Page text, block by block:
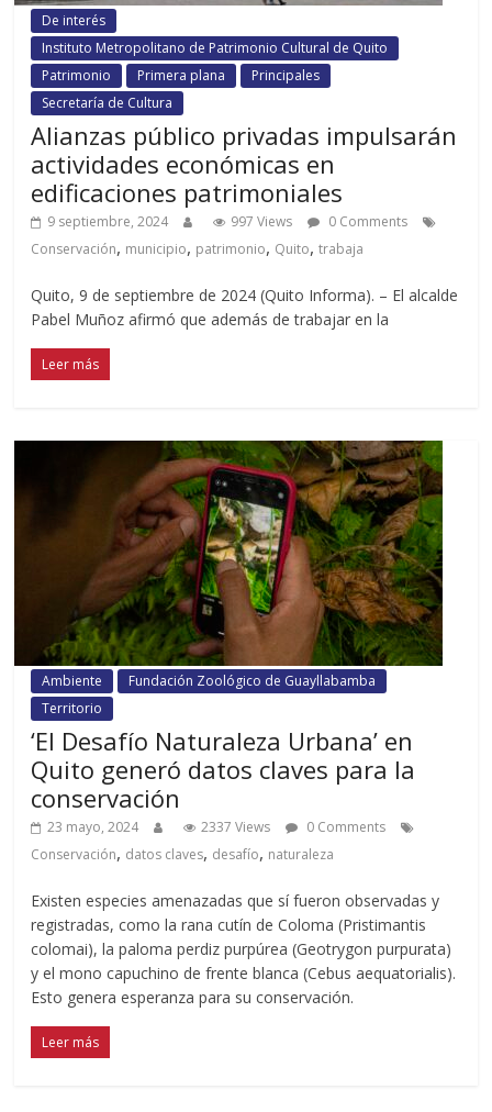
De interés
Instituto Metropolitano de Patrimonio Cultural de Quito
Patrimonio
Primera plana
Principales
Secretaría de Cultura
Alianzas público privadas impulsarán
actividades económicas en
edificaciones patrimoniales
9 septiembre, 2024 997 Views
0 Comments
Conservación, municipio, patrimonio, Quito,trabaja
Quito, 9 de septiembre de 2024 (Quito Informa). – El alcalde
Pabel Muñoz afirmó que además de trabajar en la
Leer más
Ambiente
Fundación Zoológico de Guayllabamba
Territorio
‘El Desafío Naturaleza Urbana’ en
Quito generó datos claves para la
conservación
23 mayo, 2024 2337 Views
0 Comments
Conservación, datos claves, desafío, naturaleza
Existen especies amenazadas que sí fueron observadas y
registradas, como la rana cutín de Coloma (Pristimantis
colomai), la paloma perdiz purpúrea (Geotrygon purpurata)
y el mono capuchino de frente blanca (Cebus aequatorialis).
Esto genera esperanza para su conservación.
Leer más